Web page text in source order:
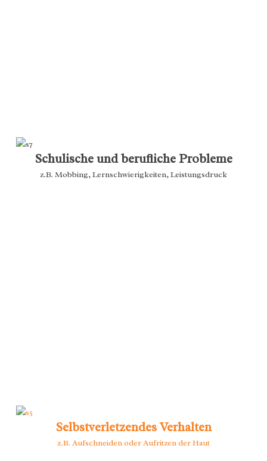
Schulische und berufliche Probleme
z.B. Mobbing, Lernschwierigkeiten, Leistungsdruck
Selbstverletzendes Verhalten
z.B. Aufschneiden oder Aufritzen der Haut